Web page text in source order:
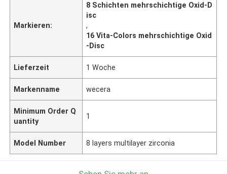
Markieren:
8 Schichten mehrschichtige Oxid-D
isc
,
16 Vita-Colors mehrschichtige Oxid
-Disc
Lieferzeit 1 Woche
Markenname wecera
Minimum Order Q
uantity
1
Model Number 8 layers multilayer zirconia